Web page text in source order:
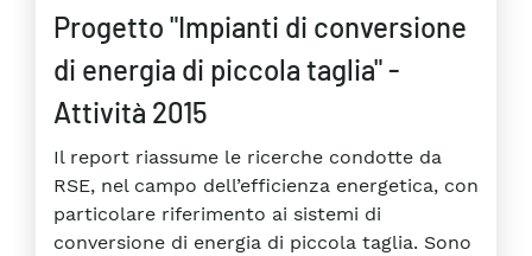
Progetto "Impianti di conversione
di energia di piccola taglia" -
Attività 2015
Il report riassume le ricerche condotte da
RSE, nel campo dell’efficienza energetica, con
particolare riferimento ai sistemi di
conversione di energia di piccola taglia. Sono